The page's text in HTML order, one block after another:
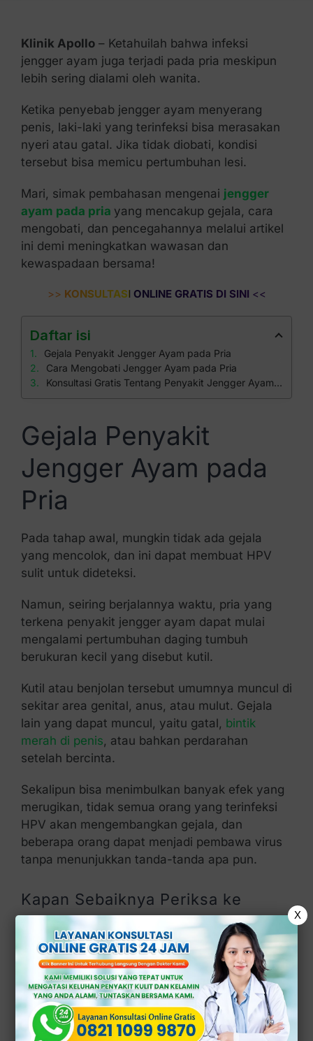
Klinik Apollo– Ketahuilah bahwa infeksi
jengger ayam juga terjadi pada pria meskipun
lebih sering dialami oleh wanita.
Ketika penyebab jengger ayam menyerang
penis, laki-laki yang terinfeksi bisa merasakan
nyeri atau gatal. Jika tidak diobati, kondisi
tersebut bisa memicu pertumbuhan lesi.
Mari, simak pembahasan mengenai jengger
ayam pada pria yang mencakup gejala, cara
mengobati, dan pencegahannya melalui artikel
ini demi meningkatkan wawasan dan
kewaspadaan bersama!
>> KONSULTASI ONLINE GRATIS DI SINI <<
Daftar isi
Gejala Penyakit Jengger Ayam pada Pria
Cara Mengobati Jengger Ayam pada Pria
Konsultasi Gratis Tentang Penyakit Jengger Ayam di Klinik Apollo
Gejala Penyakit
Jengger Ayam pada
Pria
Pada tahap awal, mungkin tidak ada gejala
yang mencolok, dan ini dapat membuat HPV
sulit untuk dideteksi.
Namun, seiring berjalannya waktu, pria yang
terkena penyakit jengger ayam dapat mulai
mengalami pertumbuhan daging tumbuh
berukuran kecil yang disebut kutil.
Kutil atau benjolan tersebut umumnya muncul di
sekitar area genital, anus, atau mulut. Gejala
lain yang dapat muncul, yaitu gatal, bintik
merah di penis , atau bahkan perdarahan
setelah bercinta.
Sekalipun bisa menimbulkan banyak efek yang
merugikan, tidak semua orang yang terinfeksi
HPV akan mengembangkan gejala, dan
beberapa orang dapat menjadi pembawa virus
tanpa menunjukkan tanda-tanda apa pun.
Kapan Sebaiknya Periksa ke
Dokter?
Jika Anda mencurigai adanya gejala seperti di
atas atau telah memiliki risiko paparan, segera
berkonsultasilah dengan dokter.
Pemeriksaan dini dapat membantu dalam
X